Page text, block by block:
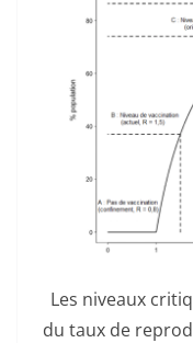
Les niveaux
du taux de